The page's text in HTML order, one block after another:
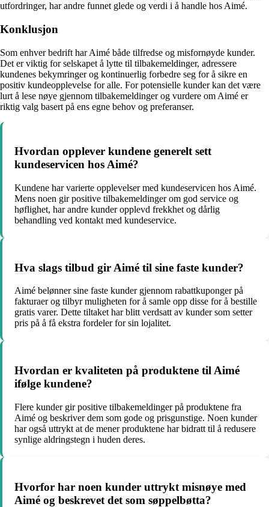
utfordringer, har andre funnet glede og verdi i å handle hos Aimé.
Konklusjon
Som enhver bedrift har Aimé både tilfredse og misfornøyde kunder.
Det er viktig for selskapet å lytte til tilbakemeldinger, adressere
kundenes bekymringer og kontinuerlig forbedre seg for å sikre en
positiv kundeopplevelse for alle. For potensielle kunder kan det være
lurt å lese nøye gjennom tilbakemeldinger og vurdere om Aimé er
riktig valg basert på ens egne behov og preferanser.
Hvordan opplever kundene generelt sett
kundeservicen hos Aimé?
Kundene har varierte opplevelser med kundeservicen hos Aimé.
Mens noen gir positive tilbakemeldinger om god service og
høflighet, har andre kunder opplevd frekkhet og dårlig
behandling ved kontakt med kundeservice.
Hva slags tilbud gir Aimé til sine faste kunder?
Aimé belønner sine faste kunder gjennom rabattkuponger på
fakturaer og tilbyr muligheten for å samle opp disse for å bestille
gratis varer. Dette tiltaket har blitt verdsatt av kunder som setter
pris på å få ekstra fordeler for sin lojalitet.
Hvordan er kvaliteten på produktene til Aimé
ifølge kundene?
Flere kunder gir positive tilbakemeldinger på produktene fra
Aimé og beskriver dem som gode og prisgunstige. Noen kunder
har også uttrykt at de mener produktene har bidratt til å redusere
synlige aldringstegn i huden deres.
Hvorfor har noen kunder uttrykt misnøye med
Aimé og beskrevet det som søppelbøtta?